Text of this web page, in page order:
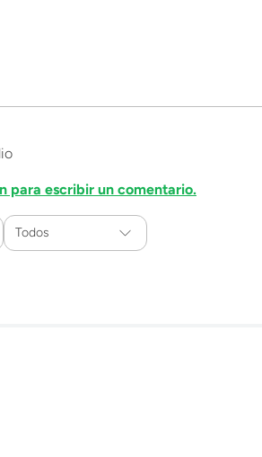
para escribir un comentario.
Todos